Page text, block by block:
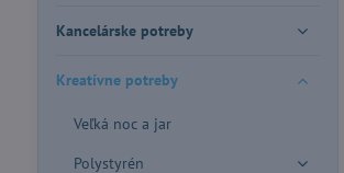
Kancelárske potreby
Kreatívne potreby
Veľká noc a jar
Polystyrén